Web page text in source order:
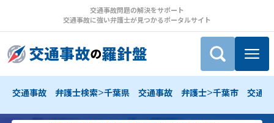
交通事故問題の解決をサポート
交通事故に強い弁護士が見つかるポータルサイト
交通事故 弁護士検索>千葉県 交通事故 弁護士>千葉市 交通